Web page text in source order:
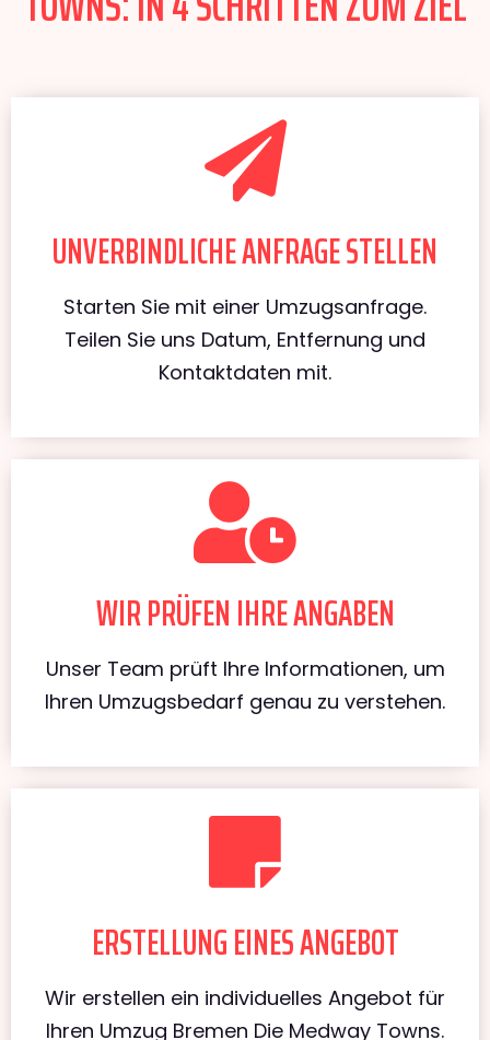
UNVERBINDLICHE ANFRAGE STELLEN
Starten Sie mit einer Umzugsanfrage.
Teilen Sie uns Datum, Entfernung und
Kontaktdaten mit.
WIR PRÜFEN IHRE ANGABEN
Unser Team prüft Ihre Informationen, um
Ihren Umzugsbedarf genau zu verstehen.
ERSTELLUNG EINES ANGEBOT
Wir erstellen ein individuelles Angebot für
Ihren Umzug Bremen Die Medway Towns.